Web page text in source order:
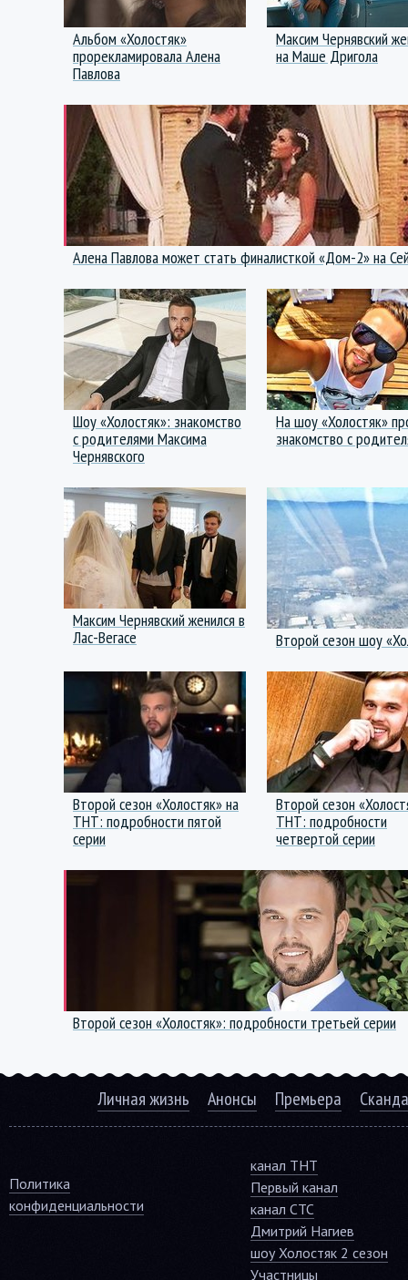
Альбом «Холостяк»
прорекламировала Алена
Павлова
Максим Чернявский
на Маше Дригола
Алена Павлова может стать финалисткой «Дом-2» на
Шоу «Холостяк»: знакомство
с родителями Максима
Чернявского
На шоу «Холостяк»
знакомство с
Максим Чернявский женился в
Лас-Вегасе
Второй сезон шоу
Второй сезон «Холостяк» на
ТНТ: подробности пятой
серии
Второй сезон
ТНТ: подробности
четвертой серии
Второй сезон «Холостяк»: подробности третьей серии
Личная жизнь Анонсы Премьера
Политика
конфиденциальности
канал ТНТ
Первый канал
канал СТС
Дмитрий Нагиев
шоу Холостяк 2 сезон
Участницы